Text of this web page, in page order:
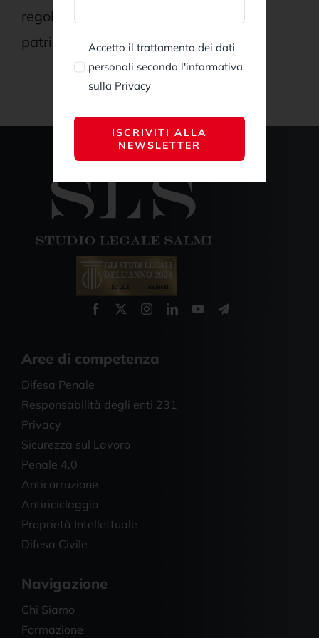
regolamentazione dei rapporti
patrimoniali.
Aree di competenza
Difesa Penale
Responsabilità degli enti 231
Privacy
Sicurezza sul Lavoro
Penale 4.0
Anticorruzione
Antiriciclaggio
Proprietà Intellettuale
Difesa Civile
Navigazione
Chi Siamo
Formazione
Accetto il trattamento dei dati
personali secondo l'informativa
sulla Privacy
ISCRIVITI ALLA
NEWSLETTER